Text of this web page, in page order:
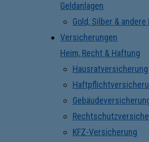
Geldanlagen
Gold, Silber &
Versicherungen
Heim, Recht & Haftung
Hausratversicherung
KFZ-Versicherung